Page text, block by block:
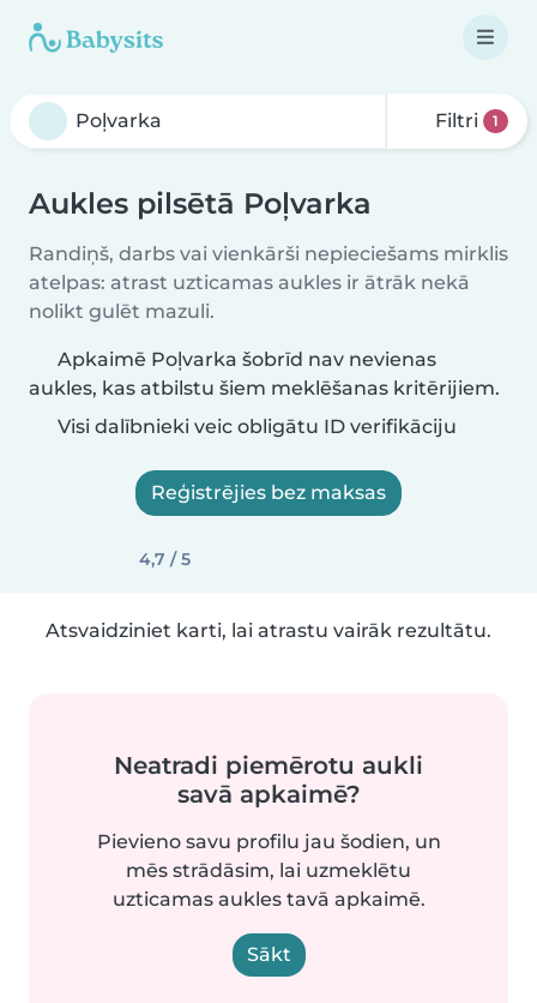
Filtri 1
Aukles pilsētā Poļvarka
Randiņš, darbs vai vienkārši nepieciešams mirklis
atelpas: atrast uzticamas aukles ir ātrāk nekā
nolikt gulēt mazuli.
Apkaimē Poļvarka šobrīd nav nevienas
aukles, kas atbilstu šiem meklēšanas kritērijiem.
Visi dalībnieki veic obligātu ID verifikāciju
Reģistrējies bez maksas
4,7 / 5
Atsvaidziniet karti, lai atrastu vairāk rezultātu.
Neatradi piemērotu aukli
savā apkaimē?
Pievieno savu profilu jau šodien, un
mēs strādāsim, lai uzmeklētu
uzticamas aukles tavā apkaimē.
Sākt